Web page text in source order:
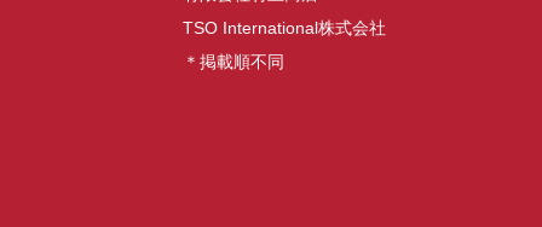
TSO International株式会社
＊掲載順不同